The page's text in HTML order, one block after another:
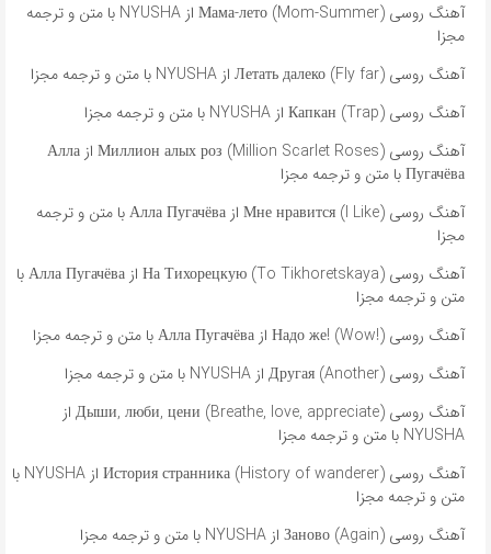
آهنگ روسی Мама-лето (Mom-Summer) از NYUSHA با متن و ترجمه
مجزا
آهنگ روسی Летать далеко (Fly far) از NYUSHA با متن و ترجمه مجزا
آهنگ روسی Капкан (Trap) از NYUSHA با متن و ترجمه مجزا
آهنگ روسی Миллион алых роз (Million Scarlet Roses) از Алла
Пугачёва با متن و ترجمه مجزا
آهنگ روسی Мне нравится (I Like) از Алла Пугачёва با متن و ترجمه
مجزا
آهنگ روسی На Тихорецкую (To Tikhoretskaya) از Алла Пугачёва با
متن و ترجمه مجزا
آهنگ روسی Надо же! (Wow!) از Алла Пугачёва با متن و ترجمه مجزا
آهنگ روسی Другая (Another) از NYUSHA با متن و ترجمه مجزا
آهنگ روسی Дыши, люби, цени (Breathe, love, appreciate) از
NYUSHA با متن و ترجمه مجزا
آهنگ روسی История странника (History of wanderer) از NYUSHA با
متن و ترجمه مجزا
آهنگ روسی Заново (Again) از NYUSHA با متن و ترجمه مجزا